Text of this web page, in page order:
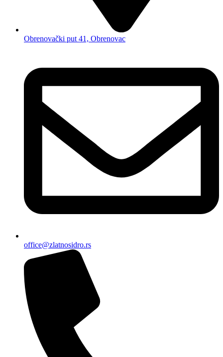
Obrenovački put 41, Obrenovac
office@zlatnosidro.rs